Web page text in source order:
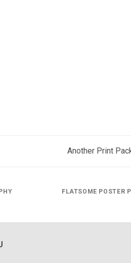
Another Print
FLATSOME POSTER